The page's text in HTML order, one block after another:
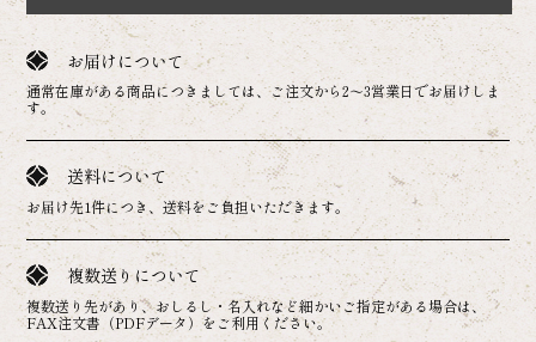
お届けについて
通常在庫がある商品につきましては、ご注文から2～3営業日でお届けしま
す。
送料について
お届け先1件につき、送料をご負担いただきます。
複数送りについて
複数送り先があり、おしるし・名入れなど細かいご指定がある場合は、
FAX注文書（PDFデータ）をご利用ください。